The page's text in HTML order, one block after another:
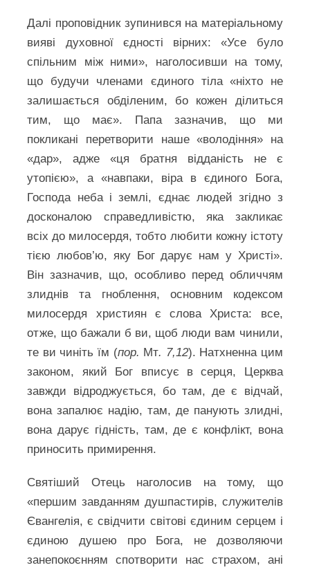
Далі проповідник зупинився на матеріальному
вияві духовної єдності вірних: «Усе було
спільним між ними», наголосивши на тому,
що будучи членами єдиного тіла «ніхто не
залишається обділеним, бо кожен ділиться
тим, що має». Папа зазначив, що ми
покликані перетворити наше «володіння» на
«дар», адже «ця братня відданість не є
утопією», а «навпаки, віра в єдиного Бога,
Господа неба і землі, єднає людей згідно з
досконалою справедливістю, яка закликає
всіх до милосердя, тобто любити кожну істоту
тією любов’ю, яку Бог дарує нам у Христі».
Він зазначив, що, особливо перед обличчям
злиднів та гноблення, основним кодексом
милосердя християн є слова Христа: все,
отже, що бажали б ви, щоб люди вам чинили,
те ви чиніть їм (пор. Мт. 7,12). Натхненна цим
законом, який Бог вписує в серця, Церква
завжди відроджується, бо там, де є відчай,
вона запалює надію, там, де панують злидні,
вона дарує гідність, там, де є конфлікт, вона
приносить примирення.
Святіший Отець наголосив на тому, що
«першим завданням душпастирів, служителів
Євангелія, є свідчити світові єдиним серцем і
єдиною душею про Бога, не дозволяючи
занепокоєнням спотворити нас страхом, ані